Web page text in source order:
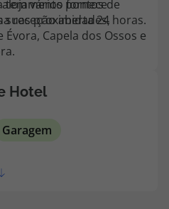
alojamento fornece
receção aberta 24 horas.
tem vários pontos de
suas proximidades,
Capela dos Ossos e
Hotel
Garagem